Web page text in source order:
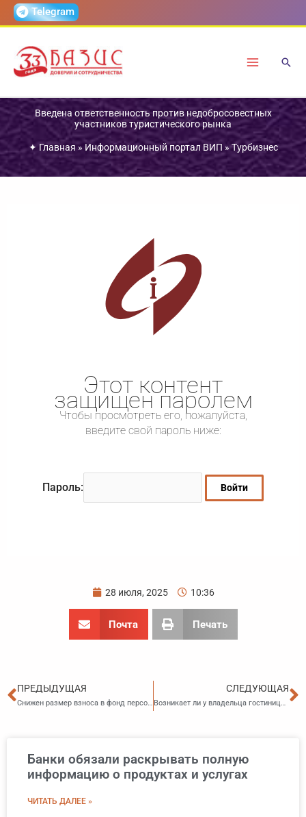
ПерейтиTelegram
Введена ответственность против недобросовестных
участников туристического рынка
✦ Главная » Информационный портал ВИП »Турбизнес
Этот контент
защищен паролем
Чтобы просмотреть его, пожалуйста,
введите свой пароль ниже:
Пароль:
28 июля, 2025 10:36
Почта Печать
Пред
ПРЕДЫДУЩАЯ
Снижен размер взноса в фонд персональной ответственности туроператора в сфере выездного туризма
СЛЕДУЮЩАЯ
Возникает ли у владельца гостиницы обязанность уплачивать турналог, если она не включена в федеральный реестр
Банки обязали раскрывать полную
информацию о продуктах и услугах
ЧИТАТЬ ДАЛЕЕ »